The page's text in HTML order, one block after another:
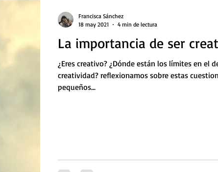
La importancia de ser
¿Eres creativo? ¿Dónde están los límites en el
creatividad? reflexionamos sobre estas
pequeños...
Francisca Sánchez
18 may 2021
4 min de lectura